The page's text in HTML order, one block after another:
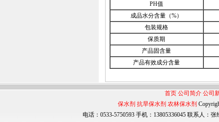
PH值
成品水分含量（%）
包装规格
保质期
产品固含量
产品有效成分含量
首页 公司简介 公司
保水剂 抗旱保水剂 农林保水剂
电话：0533-5750593 手机：13805336045 联系人：